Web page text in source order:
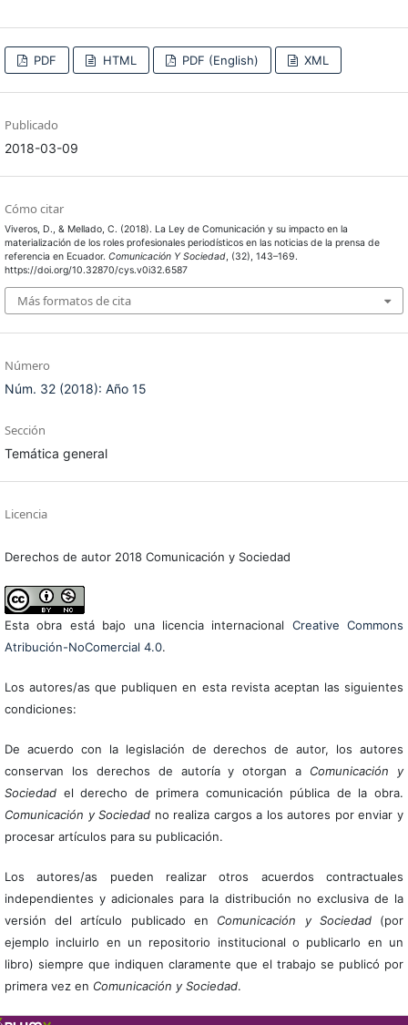
PDF HTML PDF (English) XML
Publicado
2018-03-09
Cómo citar
Viveros, D., & Mellado, C. (2018). La Ley de Comunicación y su impacto en la
materialización de los roles profesionales periodísticos en las noticias de la prensa de
referencia en Ecuador. Comunicación Y Sociedad, (32), 143–169.
https://doi.org/10.32870/cys.v0i32.6587
Más formatos de cita
Número
Núm. 32 (2018): Año 15
Sección
Temática general
Licencia
Derechos de autor 2018 Comunicación y Sociedad
Esta obra está bajo una licencia internacional Creative Commons
Atribución-NoComercial 4.0.
Los autores/as que publiquen en esta revista aceptan las siguientes
condiciones:
De acuerdo con la legislación de derechos de autor, los autores
conservan los derechos de autoría y otorgan a Comunicación y
Sociedadel derecho de primera comunicación pública de la obra.
Comunicación y Sociedad no realiza cargos a los autores por enviar y
procesar artículos para su publicación.
Los autores/as pueden realizar otros acuerdos contractuales
independientes y adicionales para la distribución no exclusiva de la
versión del artículo publicado en Comunicación y Sociedad(por
ejemplo incluirlo en un repositorio institucional o publicarlo en un
libro) siempre que indiquen claramente que el trabajo se publicó por
primera vez en Comunicación y Sociedad.